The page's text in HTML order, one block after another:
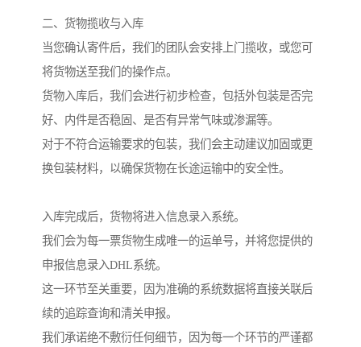
二、货物揽收与入库
当您确认寄件后，我们的团队会安排上门揽收，或您可
将货物送至我们的操作点。
货物入库后，我们会进行初步检查，包括外包装是否完
好、内件是否稳固、是否有异常气味或渗漏等。
对于不符合运输要求的包装，我们会主动建议加固或更
换包装材料，以确保货物在长途运输中的安全性。
入库完成后，货物将进入信息录入系统。
我们会为每一票货物生成唯一的运单号，并将您提供的
申报信息录入DHL系统。
这一环节至关重要，因为准确的系统数据将直接关联后
续的追踪查询和清关申报。
我们承诺绝不敷衍任何细节，因为每一个环节的严谨都